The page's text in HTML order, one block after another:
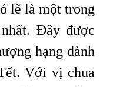
lẽ là một trong
Đây được
hạng dành
Với vị chua